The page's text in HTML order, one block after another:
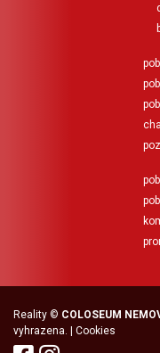
Reality © COLOSEUM
vyhrazena. | Cookies